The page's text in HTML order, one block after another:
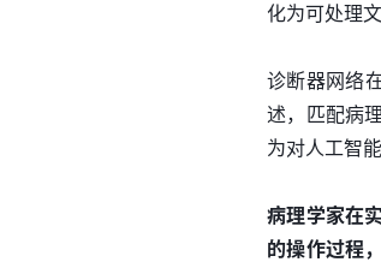
化为可处理
诊断器网络
述，匹配病
为对人工智
病理学家在
的操作过程